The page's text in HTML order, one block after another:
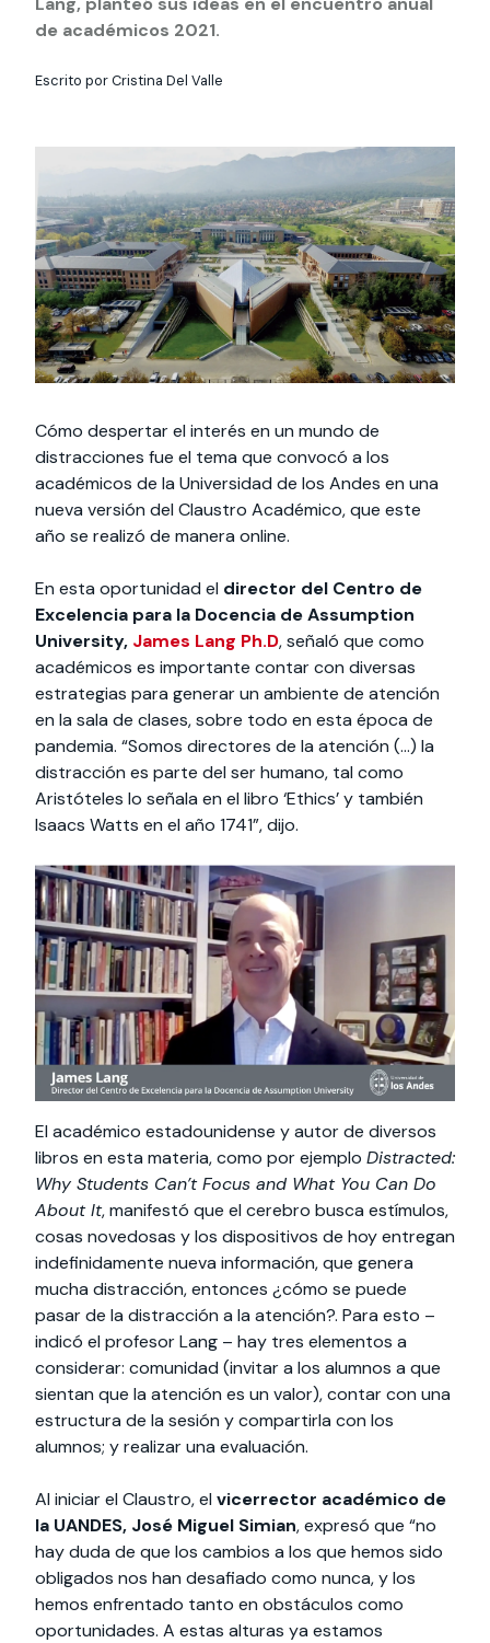
cursos
estadías
Te puede
International
Facultades
interesar:
2025
vinculación con la
sociedad
Extensión Cultural
intercambio
estudiantiles
de académicos 2021.
Escrito por Cristina Del Valle
Cómo despertar el interés en un mundo de
distracciones fue el tema que convocó a los
académicos de la Universidad de los Andes en una
nueva versión del Claustro Académico, que este
año se realizó de manera online.
En esta oportunidad el director del Centro de
Excelencia para la Docencia de Assumption
University, James Lang Ph.D, señaló que como
académicos es importante contar con diversas
estrategias para generar un ambiente de atención
en la sala de clases, sobre todo en esta época de
pandemia. “Somos directores de la atención (…) la
distracción es parte del ser humano, tal como
Aristóteles lo señala en el libro ‘Ethics’ y también
Isaacs Watts en el año 1741”, dijo.
El académico estadounidense y autor de diversos
libros en esta materia, como por ejemplo Distracted:
Why Students Can’t Focus and What You Can Do
About It, manifestó que el cerebro busca estímulos,
cosas novedosas y los dispositivos de hoy entregan
indefinidamente nueva información, que genera
mucha distracción, entonces ¿cómo se puede
pasar de la distracción a la atención?. Para esto –
indicó el profesor Lang – hay tres elementos a
considerar: comunidad (invitar a los alumnos a que
sientan que la atención es un valor), contar con una
estructura de la sesión y compartirla con los
alumnos; y realizar una evaluación.
Al iniciar el Claustro, el vicerrector académico de
la UANDES, José Miguel Simian, expresó que “no
hay duda de que los cambios a los que hemos sido
obligados nos han desafiado como nunca, y los
hemos enfrentado tanto en obstáculos como
oportunidades. A estas alturas ya estamos